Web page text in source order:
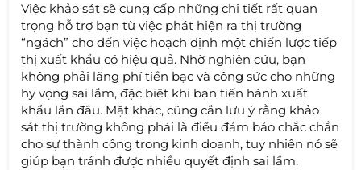
Việc khảo sát sẽ cung cấp những chi tiết rất quan
trọng hỗ trợ bạn từ việc phát hiện ra thị trường
“ngách” cho đến việc hoạch định một chiến lược tiếp
thị xuất khẩu có hiệu quả. Nhờ nghiên cứu, bạn
không phải lãng phí tiền bạc và công sức cho những
hy vọng sai lầm, đặc biệt khi bạn tiến hành xuất
khẩu lần đầu. Mặt khác, cũng cần lưu ý rằng khảo
sát thị trường không phải là điều đảm bảo chắc chắn
cho sự thành công trong kinh doanh, tuy nhiên nó sẽ
giúp bạn tránh được nhiều quyết định sai lầm.